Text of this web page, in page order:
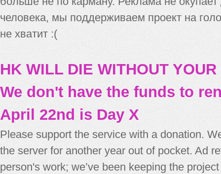
человека, мы поддерживаем проект на
не хватит :(
HK WILL DIE WITHOUT
We don't have the funds to
April 22nd is Day X
Please support the service with a donation.
the server for another year out of pocket. Ad
person's work; we’ve been keeping the